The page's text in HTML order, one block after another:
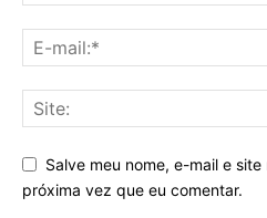
Salve meu nome, e-mail e
próxima vez que eu comentar.